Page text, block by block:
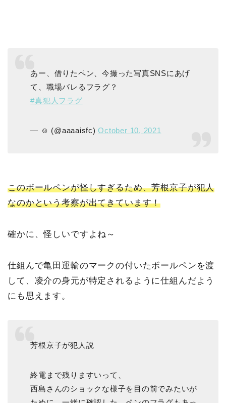
あー、借りたペン、今撮った写真SNSにあげ
て、職場バレるフラグ？
#真犯人フラグ
— ☺︎︎ (@aaaaisfc)October 10, 2021
このボールペンが怪しすぎるため、芳根京子が犯人
なのかという考察が出てきています！
確かに、怪しいですよね～
仕組んで亀田運輸のマークの付いたボールペンを渡
して、凌介の身元が特定されるように仕組んだよう
にも思えます。
芳根京子が犯人説
終電まで残りますいって、
西島さんのショックな様子を目の前でみたいが